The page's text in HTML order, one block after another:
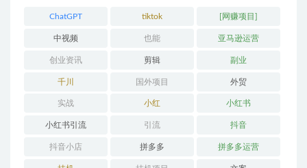
ChatGPT tiktok [网赚项目]
中视频 也能 亚马逊运营
创业资讯 剪辑 副业
千川 国外项目 外贸
实战 小红 小红书
小红书引流 引流 抖音
抖音小店 拼多多 拼多多运营